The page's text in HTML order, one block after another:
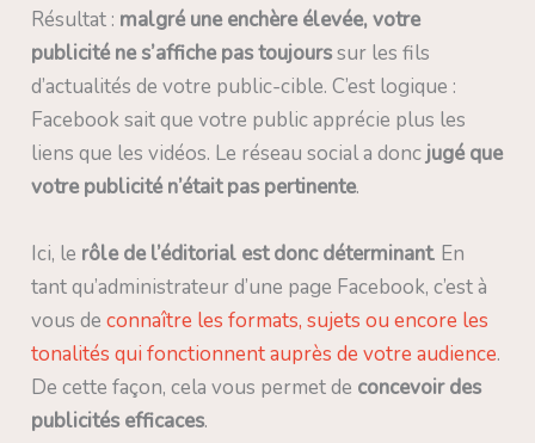
Résultat : malgré une enchère élevée, votre
publicité ne s’affiche pas toujourssur les fils
d’actualités de votre public-cible. C’est logique :
Facebook sait que votre public apprécie plus les
liens que les vidéos. Le réseau social a doncjugé que
votre publicité n’était pas pertinente.
Ici, le rôle de l’éditorial est donc déterminant. En
tant qu’administrateur d’une page Facebook, c’est à
vous deconnaître les formats, sujets ou encore les
tonalités qui fonctionnent auprès de votre audience.
De cette façon, cela vous permet de concevoir des
publicités efficaces.